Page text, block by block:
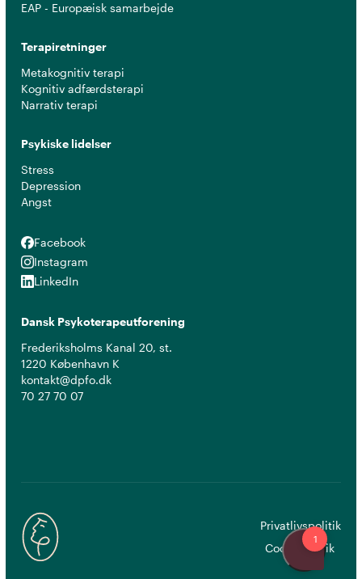
EAP - Europæisk samarbejde
Terapiretninger
Metakognitiv terapi
Kognitiv adfærdsterapi
Narrativ terapi
Psykiske lidelser
Stress
Depression
Angst
Facebook
Facebook
Instagram
Instagram
LinkedIn
LinkedIn
Dansk Psykoterapeutforening
Frederiksholms Kanal 20, st.
1220 København K
kontakt@dpfo.dk
70 27 70 07
Privatlivspolitik
Cookiepolitik